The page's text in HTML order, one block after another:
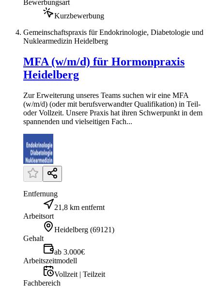
Bewerbungsart
Kurzbewerbung
Gemeinschaftspraxis für Endokrinologie, Diabetologie und
Nuklearmedizin Heidelberg
MFA (w/m/d) für Hormonpraxis
Heidelberg
Zur Erweiterung unseres Teams suchen wir eine MFA
(w/m/d) (oder mit berufsverwandter Qualifikation) in Teil-
oder Vollzeit. Unsere Praxis hat ihren Schwerpunkt in dem
spannenden und vielseitigen Fach...
Entfernung
21,8 km entfernt
Arbeitsort
Heidelberg (69121)
Gehalt
ab 3.000€
Arbeitszeitmodell
Vollzeit | Teilzeit
Fachbereich